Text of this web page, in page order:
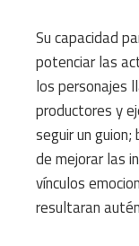
Su capacidad
potenciar las
los personajes
productores y
seguir un
de mejorar las
vínculos
resultaran